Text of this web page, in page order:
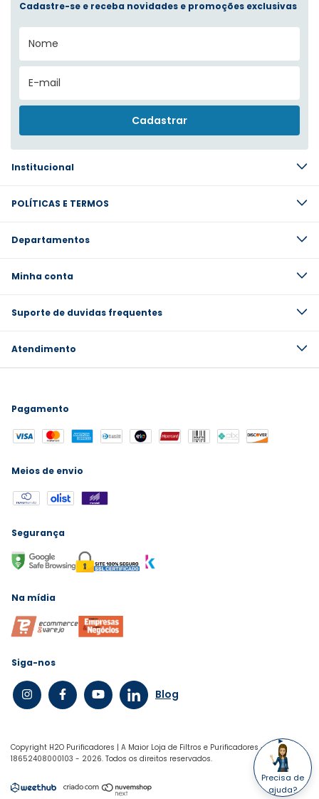
Precisa de
ajuda?
Institucional
POLÍTICAS E TERMOS
Departamentos
Minha conta
Suporte de duvidas frequentes
Atendimento
Cadastre-se e receba novidades e promoções exclusivas
Pagamento
Meios de envio
Segurança
Na mídia
Siga-nos
Blog
Copyright H2O Purificadores | A Maior Loja de Filtros e Purificadores -
18652408000103 - 2026. Todos os direitos reservados.